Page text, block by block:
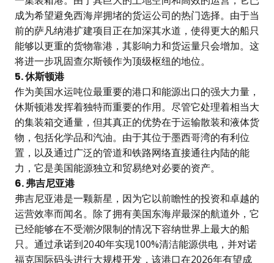
成为希望避免西海岸拥堵的货运公司的热门选择。由于当
前的萨凡纳港扩建项目正在加深其水道，使得更大的船只
能够以更重的货物靠港，其影响力和货运量只会增加。这
将进一步巩固查尔斯顿作为顶级枢纽的地位。
5. 休斯顿港
作为美国水运吨位最重要的港口和能源出口的强大力量，
休斯顿港发挥着独特而重要的作用。尽管它处理着相当大
的集装箱交通量，但其真正的优势在于运输散装和液体货
物，包括化学品和汽油。由于其位于墨西哥湾的有利位
置，以及通过广泛的管道和铁路网络直接通往内陆的能
力，它是美国能源独立和贸易绝对必要的资产。
6. 弗吉尼亚港
弗吉尼亚港是一颗新星，因为它以前瞻性的投资和卓越的
运营效率而闻名。除了拥有美国东海岸最深的航道外，它
已经能够在不受潮汐限制的情况下容纳世界上最大的船
只。通过承诺到2040年实现100%清洁能源供电，并对诺
福克国际码头进行大规模开发，该港口在2026年有望成